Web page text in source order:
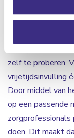
cliënten kunnen
moeilijke
ondersteun je bij
zelf te proberen.
vrijetijdsinvulling
Door middel van
op een passende
doen. Dit maakt